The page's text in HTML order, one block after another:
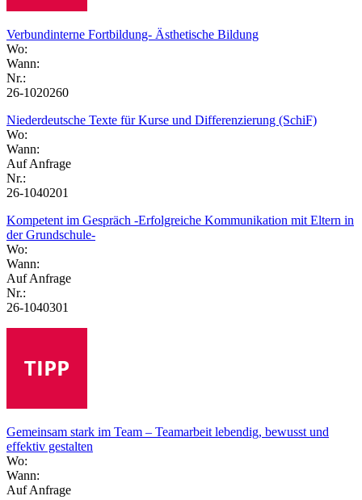
Verbundinterne Fortbildung- Ästhetische Bildung
Wo:
Wann:
Nr.:
26-1020260
Niederdeutsche Texte für Kurse und Differenzierung (SchiF)
Wo:
Wann:
Auf Anfrage
Nr.:
26-1040201
Kompetent im Gespräch -Erfolgreiche Kommunikation mit Eltern in
der Grundschule-
Wo:
Wann:
Auf Anfrage
Nr.:
26-1040301
Gemeinsam stark im Team – Teamarbeit lebendig, bewusst und
effektiv gestalten
Wo:
Wann:
Auf Anfrage